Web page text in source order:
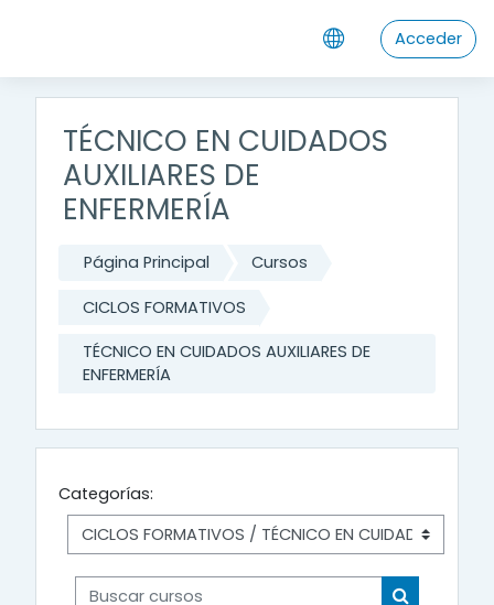
Acceder
TÉCNICO EN CUIDADOS
AUXILIARES DE
ENFERMERÍA
Página Principal Cursos
CICLOS FORMATIVOS
TÉCNICO EN CUIDADOS AUXILIARES DE
ENFERMERÍA
Categorías:
Buscar cursos